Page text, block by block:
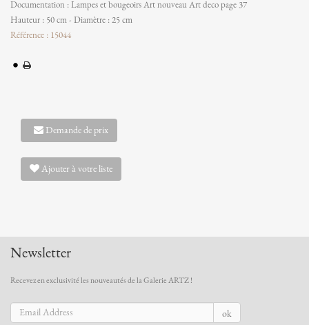
Documentation : Lampes et bougeoirs Art nouveau Art deco page 37
Hauteur : 50 cm - Diamètre : 25 cm
Référence : 15044
Demande de prix
Ajouter à votre liste
Newsletter
Recevez en exclusivité les nouveautés de la Galerie ARTZ !
ok